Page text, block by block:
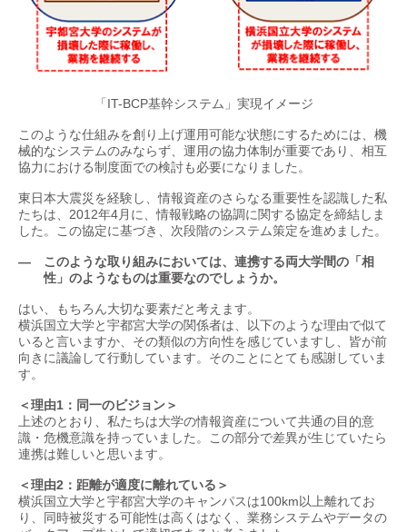
「IT-BCP基幹システム」実現イメージ
このような仕組みを創り上げ運用可能な状態にするためには、機
械的なシステムのみならず、運用の協力体制が重要であり、相互
協力における制度面での検討も必要になりました。
東日本大震災を経験し、情報資産のさらなる重要性を認識した私
たちは、2012年4月に、情報戦略の協調に関する協定を締結しま
した。この協定に基づき、次段階のシステム策定を進めました。
— このような取り組みにおいては、連携する両大学間の「相
性」のようなものは重要なのでしょうか。
はい、もちろん大切な要素だと考えます。
横浜国立大学と宇都宮大学の関係者は、以下のような理由で似て
いると言いますか、その類似の方向性を感じていますし、皆が前
向きに議論して行動しています。そのことにとても感謝していま
す。
＜理由1：同一のビジョン＞
上述のとおり、私たちは大学の情報資産について共通の目的意
識・危機意識を持っていました。この部分で差異が生じていたら
連携は難しいと思います。
＜理由2：距離が適度に離れている＞
横浜国立大学と宇都宮大学のキャンパスは100km以上離れてお
り、同時被災する可能性は高くはなく、業務システムやデータの